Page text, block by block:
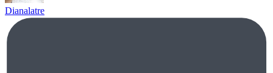
Dianalatre